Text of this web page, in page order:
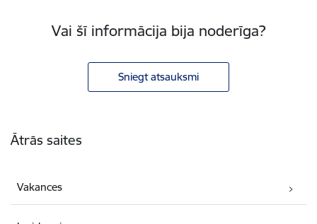
Vai šī informācija bija noderīga?
Sniegt atsauksmi
Ātrās saites
Vakances